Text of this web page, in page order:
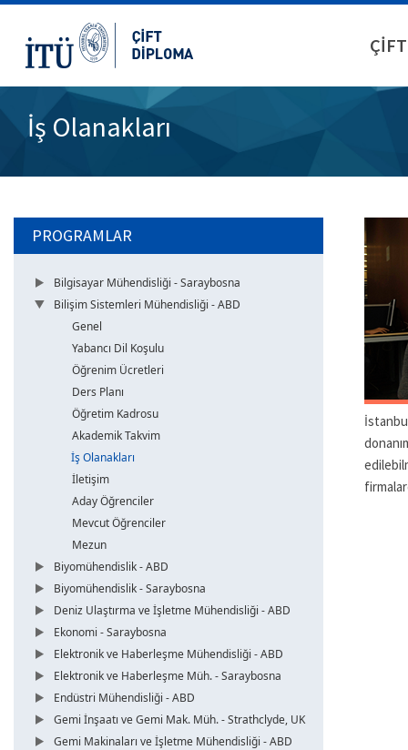
İş Olanakları
PROGRAMLAR
Bilgisayar Mühendisliği - Saraybosna
Bilişim Sistemleri Mühendisliği - ABD
Genel
Yabancı Dil Koşulu
Öğrenim Ücretleri
Ders Planı
Öğretim Kadrosu
Akademik Takvim
İş Olanakları
İletişim
Aday Öğrenciler
Mevcut Öğrenciler
Mezun
Biyomühendislik - ABD
Biyomühendislik - Saraybosna
Deniz Ulaştırma ve İşletme Mühendisliği - ABD
Ekonomi - Saraybosna
Elektronik ve Haberleşme Mühendisliği - ABD
Elektronik ve Haberleşme Müh. - Saraybosna
Endüstri Mühendisliği - ABD
Gemi İnşaatı ve Gemi Mak. Müh. - Strathclyde, UK
Gemi Makinaları ve İşletme Mühendisliği - ABD